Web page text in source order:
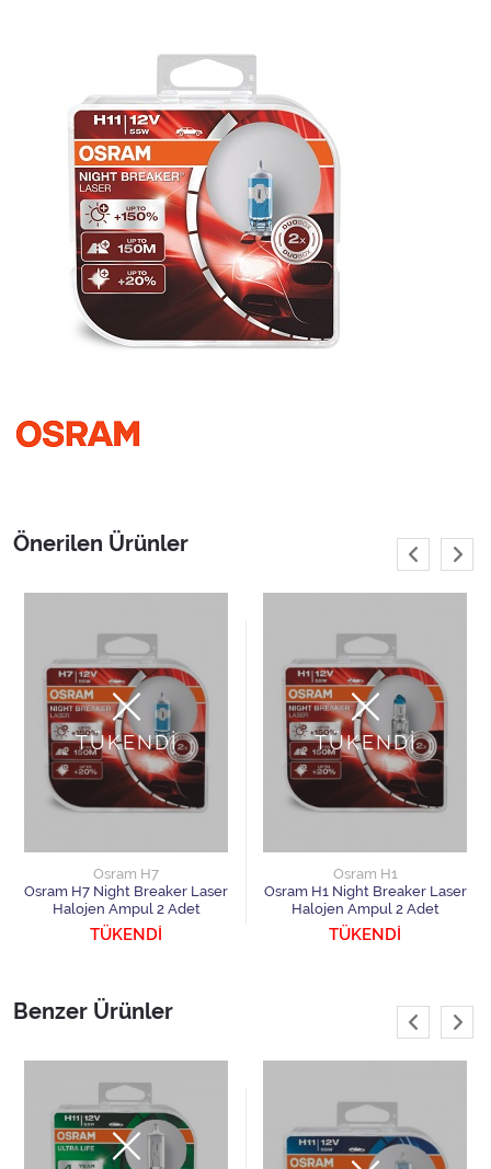
Önerilen Ürünler
TÜKENDİ
Osram H7
Osram H7 Night Breaker Laser
Halojen Ampul 2 Adet
TÜKENDİ
TÜKENDİ
Osram H1
Osram H1 Night Breaker Laser
Halojen Ampul 2 Adet
TÜKENDİ
Benzer Ürünler